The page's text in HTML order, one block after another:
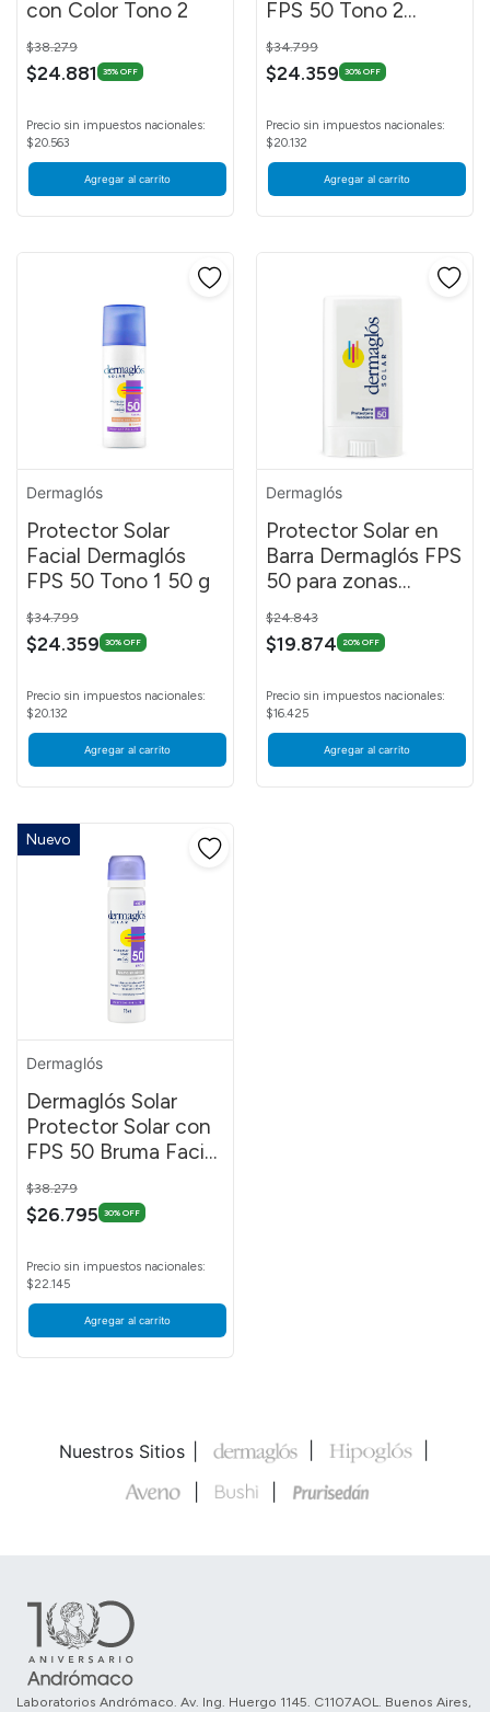
con Color Tono 2
Price reduced from
$38.279
$24.881 35% OFF
Precio sin impuestos nacionales:
$20.563
Agregar al carrito
FPS 50 Tono 2
crema 50 g
Price reduced from
$34.799
$24.359 30% OFF
Precio sin impuestos nacionales:
$20.132
Agregar al carrito
Dermaglós
Protector Solar
Facial Dermaglós
FPS 50 Tono 1 50 g
Price reduced from
$34.799
$24.359 30% OFF
Precio sin impuestos nacionales:
$20.132
Agregar al carrito
Dermaglós
Protector Solar en
Barra Dermaglós FPS
50 para zonas
sensibles 14 g
Price reduced from
$24.843
$19.874 20% OFF
Precio sin impuestos nacionales:
$16.425
Agregar al carrito
Nuevo
Dermaglós
Dermaglós Solar
Protector Solar con
FPS 50 Bruma Facial
Emulsión en Spray
Continuo por 75 ml
Price reduced from
$38.279
$26.795 30% OFF
Precio sin impuestos nacionales:
$22.145
Agregar al carrito
Nuestros Sitios
Laboratorios Andrómaco. Av. Ing. Huergo 1145. C1107AOL. Buenos Aires,